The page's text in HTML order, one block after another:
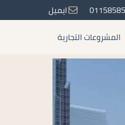
ايميل
المشروعات التجارية